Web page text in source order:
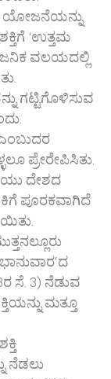
‘ಉತ್ತಮ‌
ವಲಯದಲ್ಲಿ
ಗಟ್ಟಿಗೊಳಿಸುವ
ಪ್ರೇರೇಪಿಸಿತು.
ದೇಶದ
ಪೂರಕವಾಗಿದೆ
ಸೆ. 3) ನೆಡುವ
ಮತ್ತೂ
ನೆಡಲು